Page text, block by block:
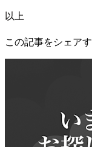
以上
この記事をシェア